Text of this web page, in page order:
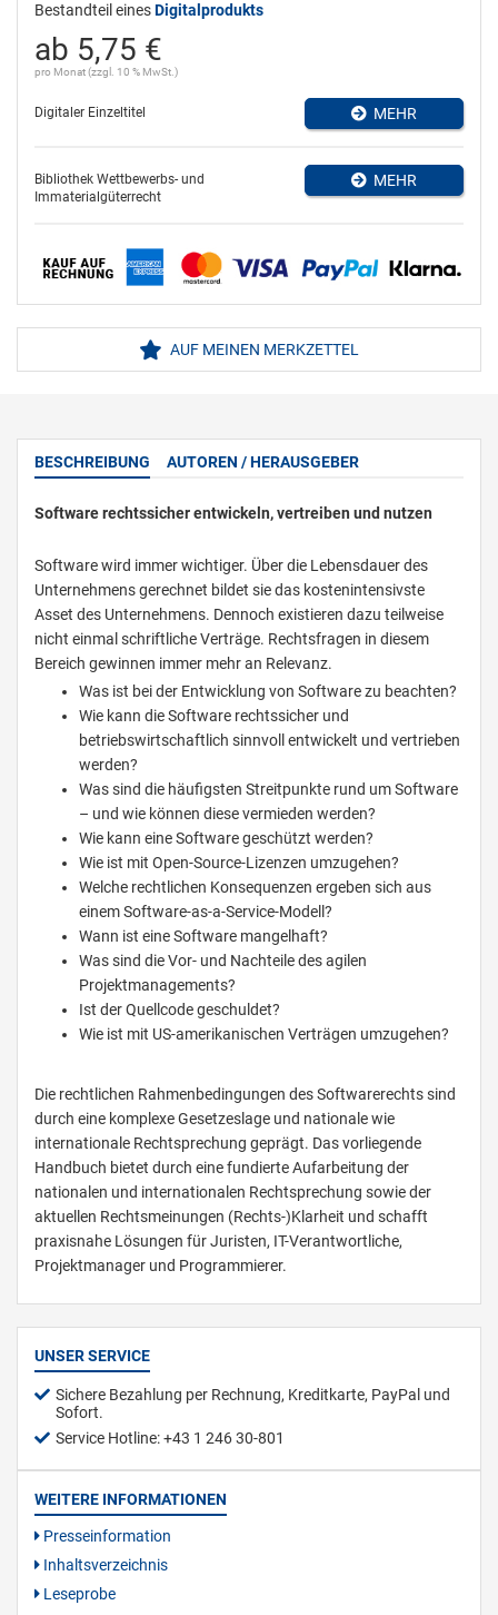
Bestandteil einesDigitalprodukts
ab 5,75 €
pro Monat (zzgl. 10 % MwSt.)
Digitaler Einzeltitel MEHR
Bibliothek Wettbewerbs- und
Immaterialgüterrecht
MEHR
AUF MEINEN MERKZETTEL
BESCHREIBUNG AUTOREN / HERAUSGEBER
Software rechtssicher entwickeln, vertreiben und nutzen
Software wird immer wichtiger. Über die Lebensdauer des
Unternehmens gerechnet bildet sie das kostenintensivste
Asset des Unternehmens. Dennoch existieren dazu teilweise
nicht einmal schriftliche Verträge. Rechtsfragen in diesem
Bereich gewinnen immer mehr an Relevanz.
Was ist bei der Entwicklung von Software zu beachten?
Wie kann die Software rechtssicher und
betriebswirtschaftlich sinnvoll entwickelt und vertrieben
werden?
Was sind die häufigsten Streitpunkte rund um Software
– und wie können diese vermieden werden?
Wie kann eine Software geschützt werden?
Wie ist mit Open-Source-Lizenzen umzugehen?
Welche rechtlichen Konsequenzen ergeben sich aus
einem Software-as-a-Service-Modell?
Wann ist eine Software mangelhaft?
Was sind die Vor- und Nachteile des agilen
Projektmanagements?
Ist der Quellcode geschuldet?
Wie ist mit US-amerikanischen Verträgen umzugehen?
Die rechtlichen Rahmenbedingungen des Softwarerechts sind
durch eine komplexe Gesetzeslage und nationale wie
internationale Rechtsprechung geprägt. Das vorliegende
Handbuch bietet durch eine fundierte Aufarbeitung der
nationalen und internationalen Rechtsprechung sowie der
aktuellen Rechtsmeinungen (Rechts-)Klarheit und schafft
praxisnahe Lösungen für Juristen, IT-Verantwortliche,
Projektmanager und Programmierer.
UNSER SERVICE
Sichere Bezahlung per Rechnung, Kreditkarte, PayPal und
Sofort.
Service Hotline: +43 1 246 30-801
WEITERE INFORMATIONEN
Presseinformation
Inhaltsverzeichnis
Leseprobe